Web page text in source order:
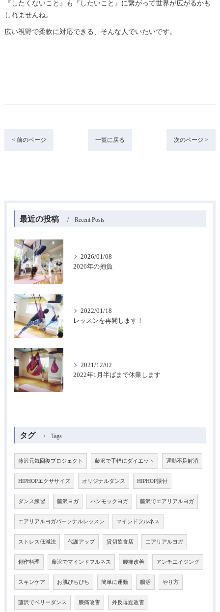
『したくないこと』も『したいこと』に繋がって世界が広がるかも
しれませんね。
広い視野で柔軟に対応できる、そんな人でいたいです。
< 前のページ 一覧に戻る 次のページ >
最近の投稿 Recent Posts
2026/01/08
2026年の抱負
2022/01/18
レッスンを再開します！
2021/12/02
2022年1月半ばまで休業します
タグ Tags
藤沢元気回復プロジェクト 藤沢で手軽にダイエット 運動不足解消
HIPHOPエクササイズ オリジナルダンス HIPHOP振付
ダンス練習 藤沢ヨガ ハンモックヨガ 藤沢でエアリアルヨガ
エアリアルヨガパーソナルレッスン マインドフルネス
ストレス低減法 代謝アップ 貸切飲食店 エアリアルヨガ
創作料理 藤沢でマインドフルネス 腰痛改善 アンチエイジング
スキンケア お肌ぴちぴち 簡単に運動 腸活 やり方
藤沢でベリーダンス 膝痛改善 外反母趾改善